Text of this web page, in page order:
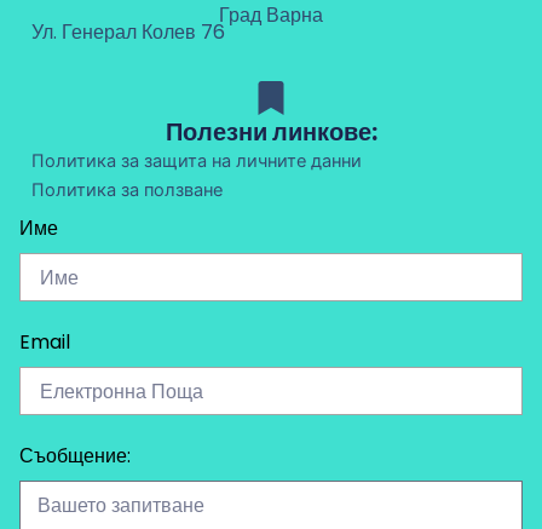
Град Варна
Ул. Генерал Колев 76
Полезни линкове:
Политика за защита на личните данни
Политика за ползване
Име
Email
Съобщение: